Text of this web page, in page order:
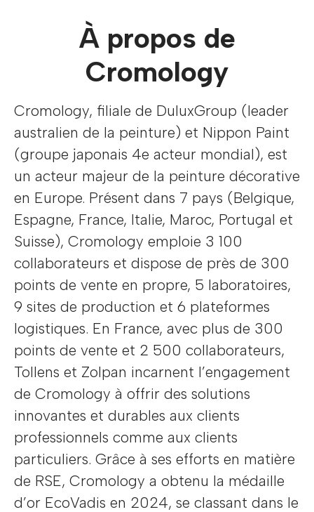
À propos de
Cromology
Cromology, filiale de DuluxGroup (leader
australien de la peinture) et Nippon Paint
(groupe japonais 4e acteur mondial), est
un acteur majeur de la peinture décorative
en Europe. Présent dans 7 pays (Belgique,
Espagne, France, Italie, Maroc, Portugal et
Suisse), Cromology emploie 3 100
collaborateurs et dispose de près de 300
points de vente en propre, 5 laboratoires,
9 sites de production et 6 plateformes
logistiques. En France, avec plus de 300
points de vente et 2 500 collaborateurs,
Tollens et Zolpan incarnent l’engagement
de Cromology à offrir des solutions
innovantes et durables aux clients
professionnels comme aux clients
particuliers. Grâce à ses efforts en matière
de RSE, Cromology a obtenu la médaille
d’or EcoVadis en 2024, se classant dans le